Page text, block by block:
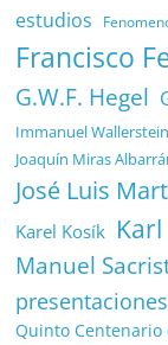
estudios
Francisco
G.W.F. Hegel
Immanuel Wallerstein
Joaquín Miras
José Luis
Karel Kosík
Manuel
presentaciones
Quinto Centenario